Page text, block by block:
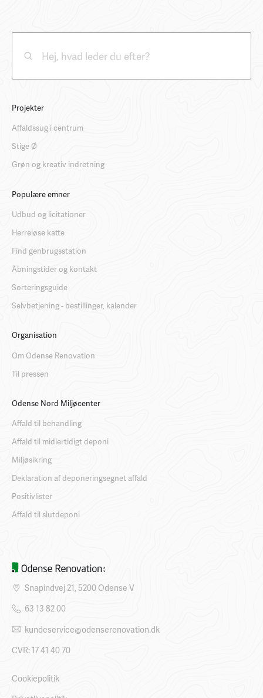
Projekter
Affaldssug i centrum
Stige Ø
Grøn og kreativ indretning
Populære emner
Udbud og licitationer
Herreløse katte
Find genbrugsstation
Åbningstider og kontakt
Sorteringsguide
Selvbetjening - bestillinger, kalender
Organisation
Om Odense Renovation
Til pressen
Odense Nord Miljøcenter
Affald til behandling
Affald til midlertidigt deponi
Miljøsikring
Deklaration af deponeringsegnet affald
Positivlister
Affald til slutdeponi
Snapindvej 21, 5200 Odense V
63 13 82 00
kundeservice@odenserenovation.dk
CVR: 17 41 40 70
Cookiepolitik